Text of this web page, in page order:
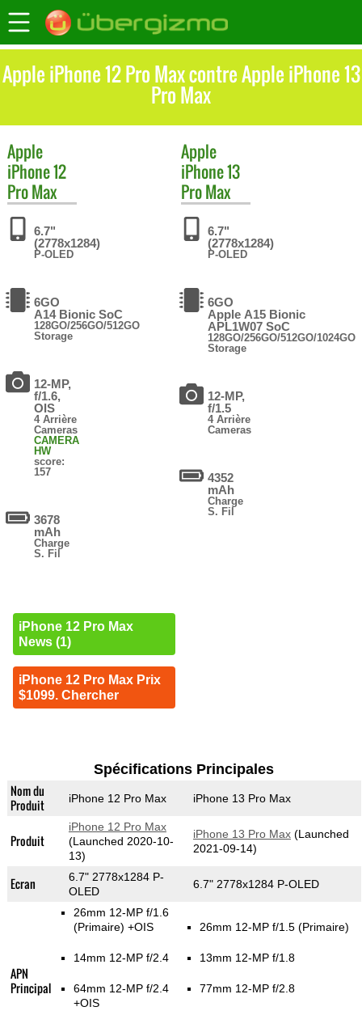
Apple iPhone 12 Pro Max contre Apple iPhone 13
Pro Max
Apple
iPhone 12
Pro Max
6.7"
(2778x1284)
P-OLED
6GO
A14 Bionic SoC
128GO/256GO/512GO
Storage
12-MP,
f/1.6,
OIS
4 Arrière
Cameras
CAMERA
HW
score:
157
3678
mAh
Charge
S. Fil
iPhone 12 Pro Max
News (1)
iPhone 12 Pro Max Prix
$1099. Chercher
Apple
iPhone 13
Pro Max
6.7"
(2778x1284)
P-OLED
6GO
Apple A15 Bionic
APL1W07 SoC
128GO/256GO/512GO/1024GO
Storage
12-MP,
f/1.5
4 Arrière
Cameras
4352
mAh
Charge
S. Fil
Spécifications Principales
Nom du
Produit
iPhone 12 Pro Max iPhone 13 Pro Max
Produit
iPhone 12 Pro Max
(Launched 2020-10-
13)
iPhone 13 Pro Max(Launched
2021-09-14)
Ecran
6.7" 2778x1284 P-
OLED
6.7" 2778x1284 P-OLED
APN
Principal
26mm 12-MP f/1.6
(Primaire) +OIS
14mm 12-MP f/2.4
64mm 12-MP f/2.4
+OIS
26mm 12-MP f/1.5(Primaire)
13mm 12-MP f/1.8
77mm 12-MP f/2.8